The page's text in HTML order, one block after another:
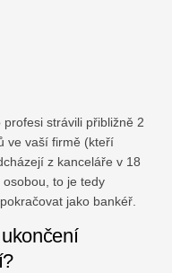
strávili přibližně 2
ve vaší firmě (kteří
z kanceláře v 18
to je tedy
jako bankéř.